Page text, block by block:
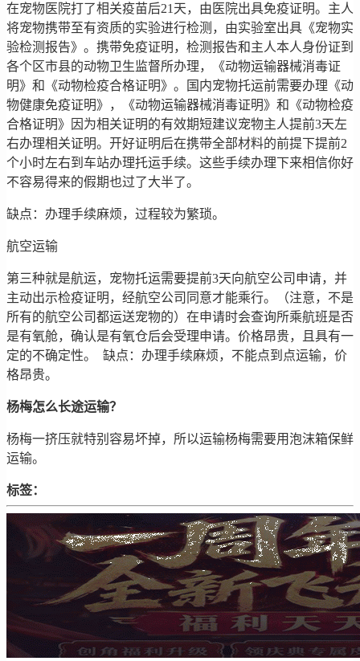
在宠物医院打了相关疫苗后21天，由医院出具免疫证明。主人
将宠物携带至有资质的实验进行检测，由实验室出具《宠物实
验检测报告》。携带免疫证明，检测报告和主人本人身份证到
各个区市县的动物卫生监督所办理，《动物运输器械消毒证
明》和《动物检疫合格证明》。国内宠物托运前需要办理《动
物健康免疫证明》，《动物运输器械消毒证明》和《动物检疫
合格证明》因为相关证明的有效期短建议宠物主人提前3天左
右办理相关证明。开好证明后在携带全部材料的前提下提前2
个小时左右到车站办理托运手续。这些手续办理下来相信你好
不容易得来的假期也过了大半了。
缺点：办理手续麻烦，过程较为繁琐。
航空运输
第三种就是航运，宠物托运需要提前3天向航空公司申请，并
主动出示检疫证明，经航空公司同意才能乘行。（注意，不是
所有的航空公司都运送宠物的）在申请时会查询所乘航班是否
是有氧舱，确认是有氧仓后会受理申请。价格昂贵，且具有一
定的不确定性。 缺点：办理手续麻烦，不能点到点运输，价
格昂贵。
杨梅怎么长途运输？
杨梅一挤压就特别容易坏掉，所以运输杨梅需要用泡沫箱保鲜
运输。
标签：